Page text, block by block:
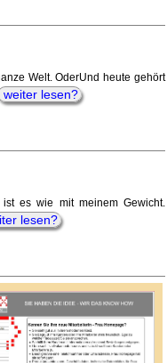
Welt. OderUnd heute gehört
weiter lesen?
es wie mit meinem Gewicht.
lesen?